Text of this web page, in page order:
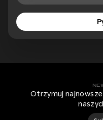
Otrzymuj